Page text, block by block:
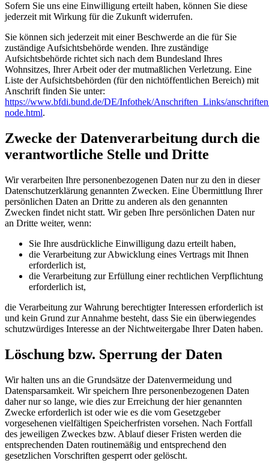
Sofern Sie uns eine Einwilligung erteilt haben, können Sie diese
jederzeit mit Wirkung für die Zukunft widerrufen.
Sie können sich jederzeit mit einer Beschwerde an die für Sie
zuständige Aufsichtsbehörde wenden. Ihre zuständige
Aufsichtsbehörde richtet sich nach dem Bundesland Ihres
Wohnsitzes, Ihrer Arbeit oder der mutmaßlichen Verletzung. Eine
Liste der Aufsichtsbehörden (für den nichtöffentlichen Bereich) mit
Anschrift finden Sie unter:
https://www.bfdi.bund.de/DE/Infothek/Anschriften_Links/
node.html.
Zwecke der Datenverarbeitung durch die
verantwortliche Stelle und Dritte
Wir verarbeiten Ihre personenbezogenen Daten nur zu den in dieser
Datenschutzerklärung genannten Zwecken. Eine Übermittlung Ihrer
persönlichen Daten an Dritte zu anderen als den genannten
Zwecken findet nicht statt. Wir geben Ihre persönlichen Daten nur
an Dritte weiter, wenn:
Sie Ihre ausdrückliche Einwilligung dazu erteilt haben,
die Verarbeitung zur Abwicklung eines Vertrags mit Ihnen
erforderlich ist,
die Verarbeitung zur Erfüllung einer rechtlichen Verpflichtung
erforderlich ist,
die Verarbeitung zur Wahrung berechtigter Interessen erforderlich ist
und kein Grund zur Annahme besteht, dass Sie ein überwiegendes
schutzwürdiges Interesse an der Nichtweitergabe Ihrer Daten haben.
Löschung bzw. Sperrung der Daten
Wir halten uns an die Grundsätze der Datenvermeidung und
Datensparsamkeit. Wir speichern Ihre personenbezogenen Daten
daher nur so lange, wie dies zur Erreichung der hier genannten
Zwecke erforderlich ist oder wie es die vom Gesetzgeber
vorgesehenen vielfältigen Speicherfristen vorsehen. Nach Fortfall
des jeweiligen Zweckes bzw. Ablauf dieser Fristen werden die
entsprechenden Daten routinemäßig und entsprechend den
gesetzlichen Vorschriften gesperrt oder gelöscht.